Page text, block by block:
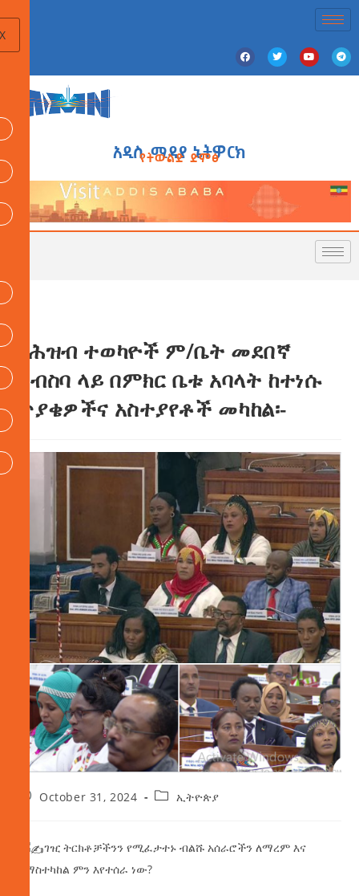
አዲስ ሚዲያ ኔትዎርክ
የትውልድ ድምፅ
የሕዝብ ተወካዮች ም/ቤት መደበኛ
ስብስባ ላይ በምክር ቤቱ አባላት ከተነሱ
ጥያቄዎችና አስተያየቶች መካከል፡-
October 31, 2024 ኢትዮጵያ
ገዢ ትርክቶቻችንን የሚፈታተኑ ብልሹ አሰራሮችን ለማረም እና
ለማስተካከል ምን እየተሰራ ነው?